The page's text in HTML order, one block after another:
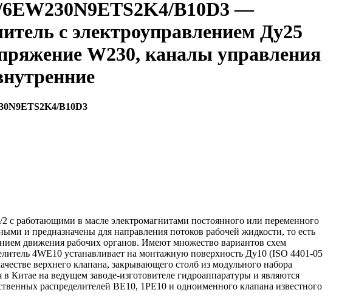
B10D3 —
с электроуправлением Ду25
W230, каналы управления
B10D3
с работающими в масле электромагнитами постоянного или переменного
и предназначены для направления потоков рабочей жидкости, то есть
движения рабочих органов. Имеют множество вариантов схем
4WE10 устанавливает на монтажную поверхность Ду10 (ISO 4401-05
верхнего клапана, закрывающего столб из модульного набора
Китае на ведущем заводе-изготовителе гидроаппаратуры и являются
распределителей ВЕ10, 1РЕ10 и одноименного клапана известного